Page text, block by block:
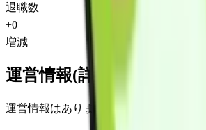
退職数
+0
増減
運営情報(詳細)
運営情報はありません